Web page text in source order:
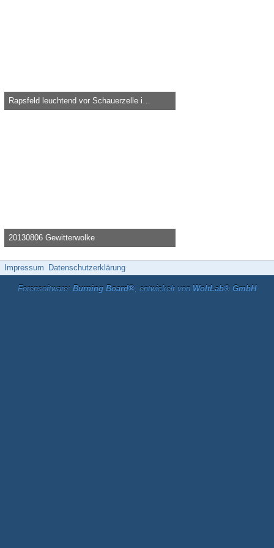
Rapsfeld leuchtend vor Schauerzelle im April 2016
Knolau -24. April 2016, 17:31
20130806 Gewitterwolke
Knolau -7. August 2013, 22:52
Impressum Datenschutzerklärung
Forensoftware: Burning Board®, entwickelt von WoltLab® GmbH